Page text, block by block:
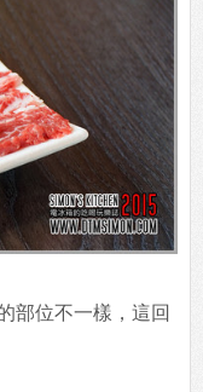
部位不一樣，這回